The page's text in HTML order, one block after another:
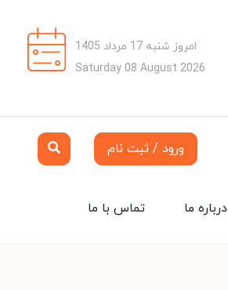
امروز شنبه 17 مرداد 1405
Saturday 08 August 2026
ورود / ثبت نام
تماس با ما درباره ما